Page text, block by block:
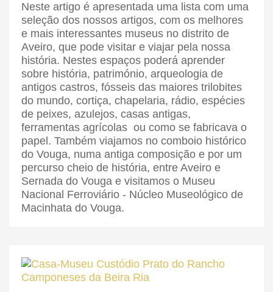
Neste artigo é apresentada uma lista com uma
seleção dos nossos artigos, com os melhores
e mais interessantes museus no distrito de
Aveiro, que pode visitar e viajar pela nossa
história. Nestes espaços poderá aprender
sobre história, património, arqueologia de
antigos castros, fósseis das maiores trilobites
do mundo, cortiça, chapelaria, rádio, espécies
de peixes, azulejos, casas antigas,
ferramentas agrícolas ou como se fabricava o
papel. Também viajamos no comboio histórico
do Vouga, numa antiga composição e por um
percurso cheio de história, entre Aveiro e
Sernada do Vouga e visitamos o Museu
Nacional Ferroviário - Núcleo Museológico de
Macinhata do Vouga.